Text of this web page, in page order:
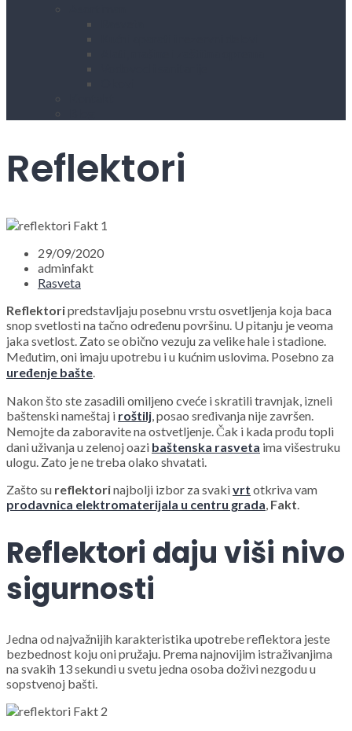
Reflektori
29/09/2020
adminfakt
Rasveta
Reflektoripredstavljaju posebnu vrstu osvetljenja koja baca
snop svetlosti na tačno određenu površinu. U pitanju je veoma
jaka svetlost. Zato se obično vezuju za velike hale i stadione.
Međutim, oni imaju upotrebu i u kućnim uslovima. Posebno za
uređenje bašte.
Nakon što ste zasadili omiljeno cveće i skratili travnjak, izneli
baštenski nameštaj i roštilj, posao sređivanja nije završen.
Nemojte da zaboravite na ostvetljenje. Čak i kada prođu topli
dani uživanja u zelenoj oazi baštenska rasveta ima višestruku
ulogu. Zato je ne treba olako shvatati.
Zašto su reflektorinajbolji izbor za svakivrt otkriva vam
prodavnica elektromaterijala u centru grada, Fakt.
Reflektori daju viši nivo
sigurnosti
Jedna od najvažnijih karakteristika upotrebe reflektora jeste
bezbednost koju oni pružaju. Prema najnovijim istraživanjima
na svakih 13 sekundi u svetu jedna osoba doživi nezgodu u
sopstvenoj bašti.